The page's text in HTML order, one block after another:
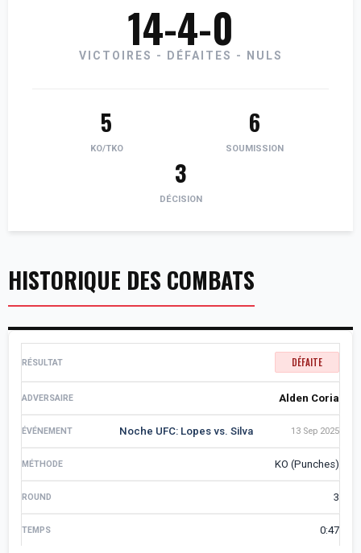
14-4-0
VICTOIRES - DÉFAITES - NULS
5
KO/TKO
6
SOUMISSION
3
DÉCISION
HISTORIQUE DES COMBATS
DÉFAITE
Alden Coria
Noche UFC: Lopes vs. Silva 13 Sep 2025
KO (Punches)
3
0:47